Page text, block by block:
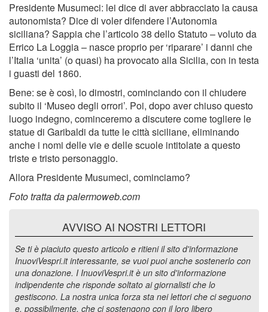
Presidente Musumeci: lei dice di aver abbracciato la causa
autonomista? Dice di voler difendere l’Autonomia
siciliana? Sappia che l’articolo 38 dello Statuto – voluto da
Errico La Loggia – nasce proprio per ‘riparare’ i danni che
l’Italia ‘unita’ (o quasi) ha provocato alla Sicilia, con in testa
i guasti del 1860.
Bene: se è così, lo dimostri, cominciando con il chiudere
subito il ‘Museo degli orrori’. Poi, dopo aver chiuso questo
luogo indegno, cominceremo a discutere come togliere le
statue di Garibaldi da tutte le città siciliane, eliminando
anche i nomi delle vie e delle scuole intitolate a questo
triste e tristo personaggio.
Allora Presidente Musumeci, cominciamo?
Foto tratta da palermoweb.com
AVVISO AI NOSTRI LETTORI
Se ti è piaciuto questo articolo e ritieni il sito d'informazione
InuoviVespri.it interessante, se vuoi puoi anche sostenerlo con
una donazione. I InuoviVespri.it è un sito d'informazione
indipendente che risponde soltato ai giornalisti che lo
gestiscono. La nostra unica forza sta nei lettori che ci seguono
e, possibilmente, che ci sostengono con il loro libero